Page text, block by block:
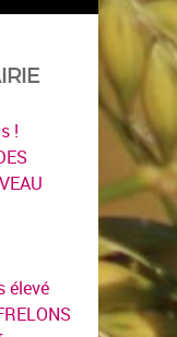
!
élevé